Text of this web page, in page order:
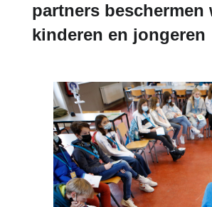
partners beschermen
kinderen en jongeren